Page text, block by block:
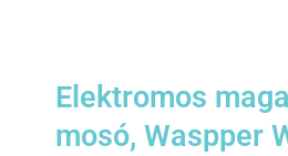
Elektromos
mosó, Waspper